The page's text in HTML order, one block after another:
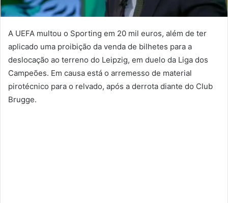
A UEFA multou o Sporting em 20 mil euros, além de ter
aplicado uma proibição da venda de bilhetes para a
deslocação ao terreno do Leipzig, em duelo da Liga dos
Campeões. Em causa está o arremesso de material
pirotécnico para o relvado, após a derrota diante do Club
Brugge.